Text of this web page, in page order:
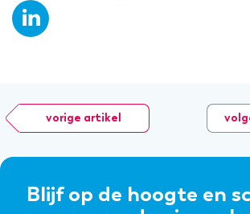
vorige artikel
Blijf op de hoogte en